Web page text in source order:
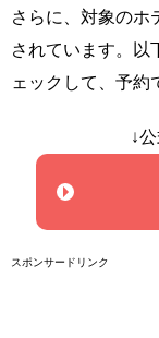
さらに、対象のホ
されています。以
ェックして、予約
↓
スポンサードリンク